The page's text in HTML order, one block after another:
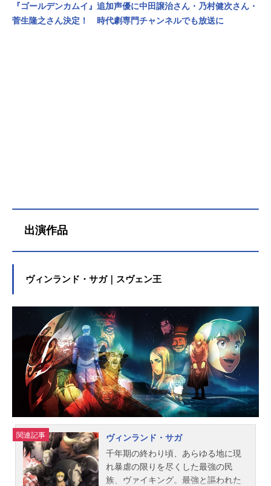
『ゴールデンカムイ』追加声優に中田譲治さん・乃村健次さん・
菅生隆之さん決定！ 時代劇専門チャンネルでも放送に
出演作品
ヴィンランド・サガ｜スヴェン王
関連記事
ヴィンランド・サガ
千年期の終わり頃、あらゆる地に現
れ暴虐の限りを尽くした最強の民
族、ヴァイキング。最強と謳われた